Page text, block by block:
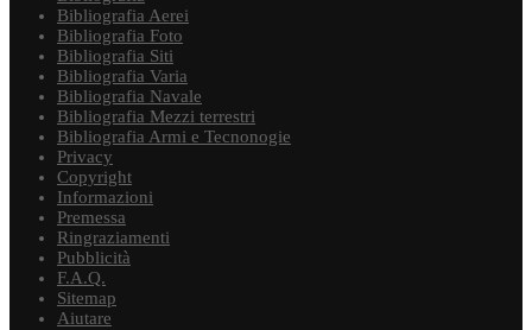
Bibliografia Aerei
Bibliografia Foto
Bibliografia Siti
Bibliografia Varia
Bibliografia Navale
Bibliografia Mezzi terrestri
Bibliografia Armi e Tecnonogie
Privacy
Copyright
Informazioni
Premessa
Ringraziamenti
Pubblicità
F.A.Q.
Sitemap
Aiutare